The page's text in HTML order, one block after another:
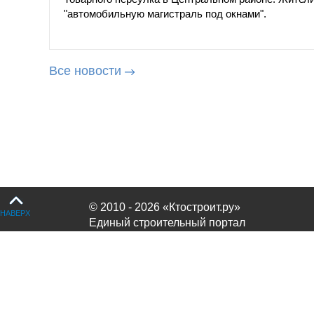
"автомобильную магистраль под окнами".
Все новости
© 2010 - 2026 «Ктостроит.ру»
Единый строительный портал
НАВЕРХ